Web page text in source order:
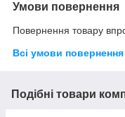
Умови повернення
Повернення товару
Всі умови повернення
Подібні товари